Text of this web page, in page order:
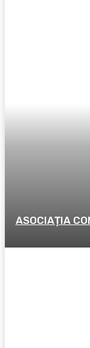
ASOCIAȚIA